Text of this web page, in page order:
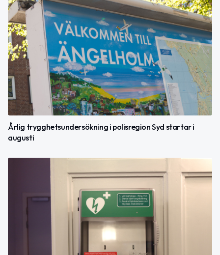
Årlig trygghetsundersökning i polisregion Syd startar i
augusti